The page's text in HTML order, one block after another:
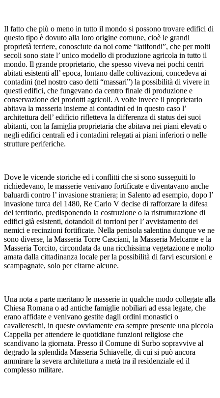
Il fatto che più o meno in tutto il mondo si possono trovare edifici di
questo tipo è dovuto alla loro origine comune, cioè le grandi
proprietà terriere, conosciute da noi come “latifondi”, che per molti
secoli sono state l’ unico modello di produzione agricola in tutto il
mondo. Il grande proprietario, che spesso viveva nei pochi centri
abitati esistenti all’ epoca, lontano dalle coltivazioni, concedeva ai
contadini (nel nostro caso detti “massari”) la possibilità di vivere in
questi edifici, che fungevano da centro finale di produzione e
conservazione dei prodotti agricoli. A volte invece il proprietario
abitava la masseria insieme ai contadini ed in questo caso l’
architettura dell’ edificio rifletteva la differenza di status dei suoi
abitanti, con la famiglia proprietaria che abitava nei piani elevati o
negli edifici centrali ed i contadini relegati ai piani inferiori o nelle
strutture periferiche.
Dove le vicende storiche ed i conflitti che si sono susseguiti lo
richiedevano, le masserie venivano fortificate e diventavano anche
baluardi contro l’ invasione straniera; in Salento ad esempio, dopo l’
invasione turca del 1480, Re Carlo V decise di rafforzare la difesa
del territorio, predisponendo la costruzione o la ristrutturazione di
edifici già esistenti, dotandoli di torrioni per l’ avvistamento dei
nemici e recinzioni fortificate. Nella penisola salentina dunque ve ne
sono diverse, la Masseria Torre Casciani, la Masseria Melcarne e la
Masseria Torcito, circondata da una ricchissima vegetazione e molto
amata dalla cittadinanza locale per la possibilità di farvi escursioni e
scampagnate, solo per citarne alcune.
Una nota a parte meritano le masserie in qualche modo collegate alla
Chiesa Romana o ad antiche famiglie nobiliari ad essa legate, che
erano affidate e venivano gestite dagli ordini monastici o
cavallereschi, in queste ovviamente era sempre presente una piccola
Cappella per attendere le quotidiane funzioni religiose che
scandivano la giornata. Presso il Comune di Surbo sopravvive al
degrado la splendida Masseria Schiavelle, di cui si può ancora
ammirare la severa architettura a metà tra il residenziale ed il
complesso militare.